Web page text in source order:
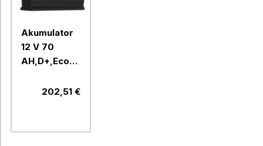
Akumulator
12 V 70
AH,D+,Ecordy
AGM 213070202,51 €